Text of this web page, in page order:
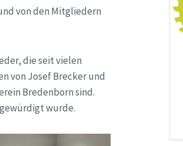
von den Mitgliedern
die seit vielen
von Josef Brecker und
Bredenborn sind.
wurde.